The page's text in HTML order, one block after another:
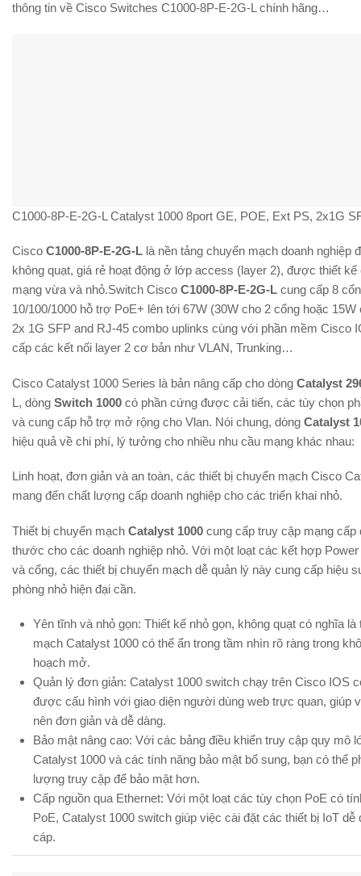
thông tin về Cisco Switches C1000-8P-E-2G-L chính hãng…
C1000-8P-E-2G-L Catalyst 1000 8port GE, POE, Ext PS, 2x1G
Cisco C1000-8P-E-2G-L là nền tảng chuyển mạch doanh nghiệp
không quạt, giá rẻ hoạt động ở lớp access (layer 2), được thiết kế
mạng vừa và nhỏ.Switch Cisco C1000-8P-E-2G-L cung cấp 8
10/100/1000 hỗ trợ PoE+ lên tới 67W (30W cho 2 cổng hoặc
2x 1G SFP and RJ-45 combo uplinks cùng với phần mềm Cisco
cấp các kết nối layer 2 cơ bản như VLAN, Trunking…
Cisco Catalyst 1000 Series là bản nâng cấp cho dòng Catalyst
L, dòng Switch 1000 có phần cứng được cải tiến, các tùy chọn
và cung cấp hỗ trợ mở rộng cho Vlan. Nói chung, dòng Catalyst
hiệu quả về chi phí, lý tưởng cho nhiều nhu cầu mạng khác nhau:
Linh hoạt, đơn giản và an toàn, các thiết bị chuyển mạch Cisco
mang đến chất lượng cấp doanh nghiệp cho các triển khai nhỏ.
Thiết bị chuyển mạch Catalyst 1000 cung cấp truy cập mạng cấp
thước cho các doanh nghiệp nhỏ. Với một loạt các kết hợp
và cổng, các thiết bị chuyển mạch dễ quản lý này cung cấp hiệu
phòng nhỏ hiện đại cần.
Yên tĩnh và nhỏ gọn: Thiết kế nhỏ gọn, không quạt có nghĩa là
mạch Catalyst 1000 có thể ẩn trong tầm nhìn rõ ràng trong
hoạch mở.
Quản lý đơn giản: Catalyst 1000 switch chạy trên Cisco IOS
được cấu hình với giao diện người dùng web trực quan, giúp
nên đơn giản và dễ dàng.
Bảo mật nâng cao: Với các bảng điều khiển truy cập quy mô
Catalyst 1000 và các tính năng bảo mật bổ sung, bạn có thể
lượng truy cập để bảo mật hơn.
Cấp nguồn qua Ethernet: Với một loạt các tùy chọn PoE có
PoE, Catalyst 1000 switch giúp việc cài đặt các thiết bị IoT dễ
cáp.